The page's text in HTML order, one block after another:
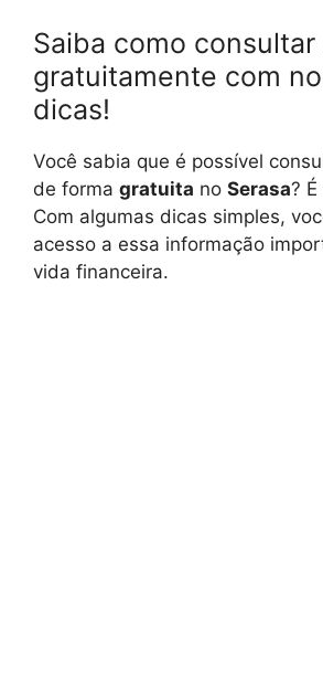
Saiba como
gratuitamente com
dicas!
Você sabia que é possível
de forma gratuita no Serasa?
Com algumas dicas simples,
acesso a essa informação
vida financeira.